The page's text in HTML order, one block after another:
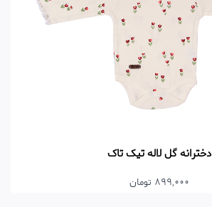
دخترانه گل لاله تیک تاک
899,000 تومان